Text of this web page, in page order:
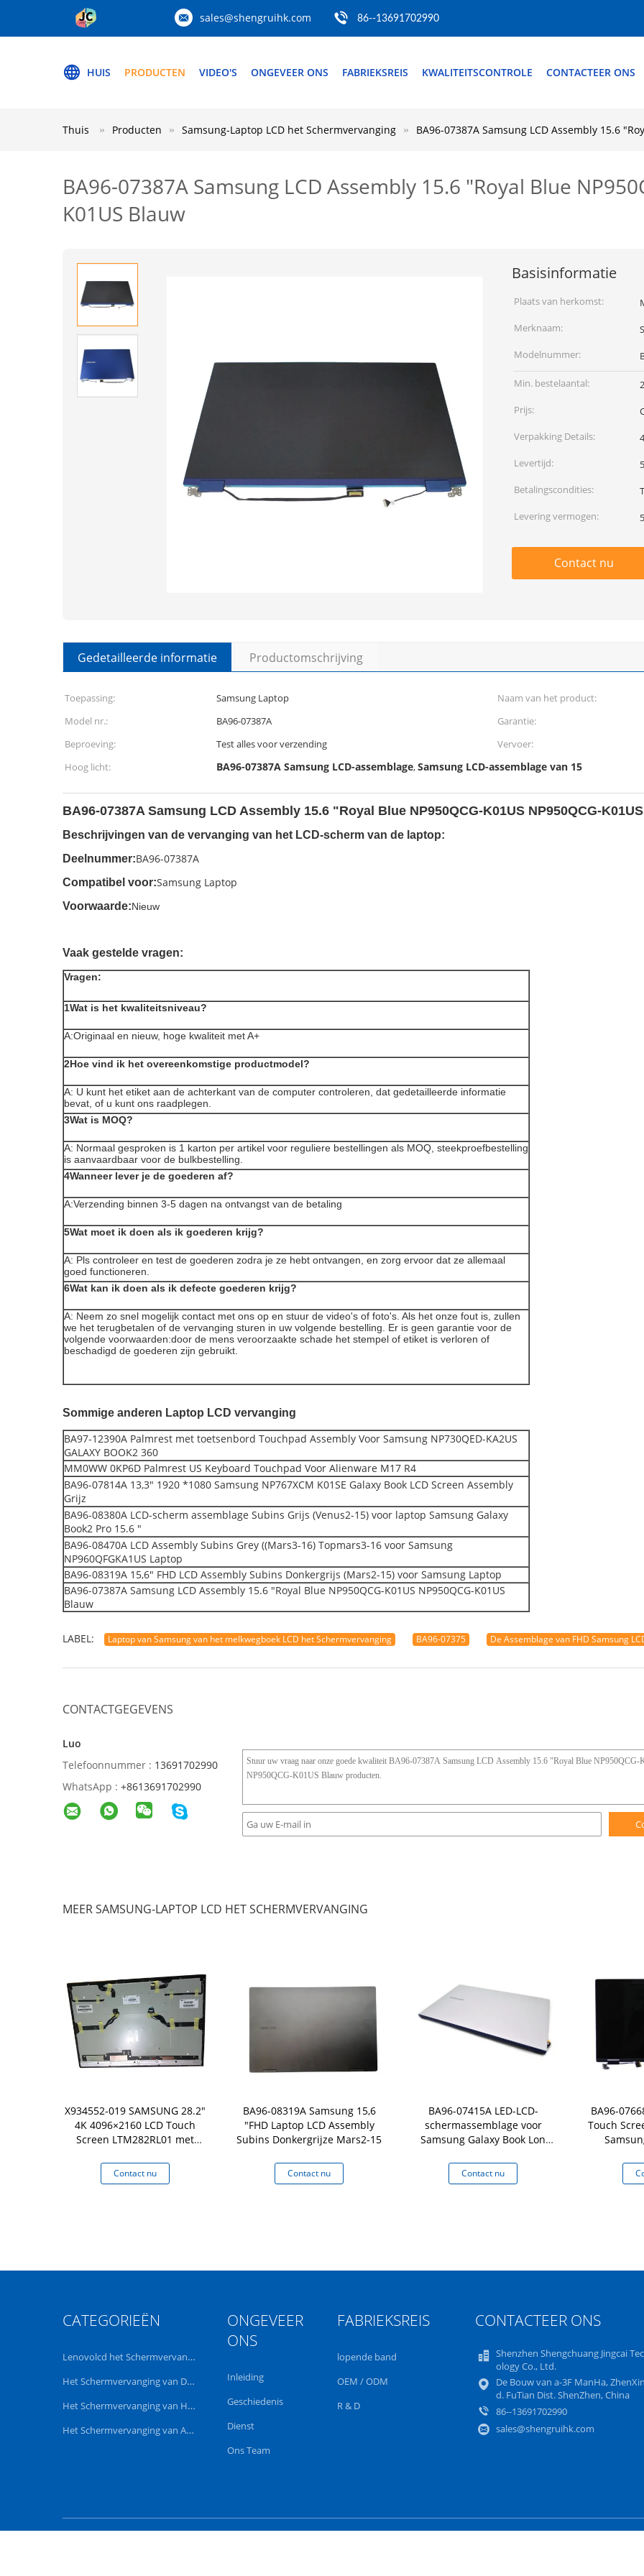
sales@shengruihk.com 86--13691702990
HUIS PRODUCTEN VIDEO'S ONGEVEER ONS FABRIEKSREIS KWALITEITSCONTROLE CONTACTEER ONS
Thuis Producten Samsung-Laptop LCD het Schermvervanging BA96-07387A Samsung LCD Assembly 15.6
BA96-07387A Samsung LCD Assembly 15.6 "Royal Blue
K01US Blauw
Basisinformatie
Plaats van herkomst:
Merknaam:
Modelnummer:
Min. bestelaantal:
Prijs:
Verpakking Details:
Levertijd:
Betalingscondities:
Levering vermogen:
Contact nu
Gedetailleerde informatie Productomschrijving
Toepassing: Samsung Laptop Naam van het product:
Model nr.:
BA96-07387A Garantie:
Beproeving:
Test alles voor verzending Vervoer:
Hoog licht:
BA96-07387A Samsung LCD-assemblage,Samsung LCD-assemblage van 15
BA96-07387A Samsung LCD Assembly 15.6 "Royal Blue NP950QCG-K01US NP950QCG-
Beschrijvingen van de vervanging van het LCD-scherm van de laptop:
Deelnummer:BA96-07387A
Compatibel voor:Samsung Laptop
Voorwaarde:Nieuw
Vaak gestelde vragen:
Vragen:
1Wat is het kwaliteitsniveau?
A:Originaal en nieuw, hoge kwaliteit met A+
2Hoe vind ik het overeenkomstige productmodel?
A: U kunt het etiket aan de achterkant van de computer controleren, dat gedetailleerde informatie
bevat, of u kunt ons raadplegen.
3Wat is MOQ?
A: Normaal gesproken is 1 karton per artikel voor reguliere bestellingen als MOQ, steekproefbestelling
is aanvaardbaar voor de bulkbestelling.
4Wanneer lever je de goederen af?
A:Verzending binnen 3-5 dagen na ontvangst van de betaling
5Wat moet ik doen als ik goederen krijg?
A: Pls controleer en test de goederen zodra je ze hebt ontvangen, en zorg ervoor dat ze allemaal
goed functioneren.
6Wat kan ik doen als ik defecte goederen krijg?
A: Neem zo snel mogelijk contact met ons op en stuur de video's of foto's. Als het onze fout is, zullen
we het terugbetalen of de vervanging sturen in uw volgende bestelling. Er is geen garantie voor de
volgende voorwaarden:door de mens veroorzaakte schade het stempel of etiket is verloren of
beschadigd de goederen zijn gebruikt.
Sommige anderen Laptop LCD vervanging
BA97-12390A Palmrest met toetsenbord Touchpad Assembly Voor Samsung NP730QED-KA2US
GALAXY BOOK2 360
MM0WW 0KP6D Palmrest US Keyboard Touchpad Voor Alienware M17 R4
BA96-07814A 13,3" 1920 *1080 Samsung NP767XCM K01SE Galaxy Book LCD Screen Assembly
Grijz
BA96-08380A LCD-scherm assemblage Subins Grijs (Venus2-15) voor laptop Samsung Galaxy
Book2 Pro 15.6 "
BA96-08470A LCD Assembly Subins Grey ((Mars3-16) Topmars3-16 voor Samsung
NP960QFGKA1US Laptop
BA96-08319A 15,6" FHD LCD Assembly Subins Donkergrijs (Mars2-15) voor Samsung Laptop
BA96-07387A Samsung LCD Assembly 15.6 "Royal Blue NP950QCG-K01US NP950QCG-K01US
Blauw
LABEL: Laptop van Samsung van het melkwegboek LCD het Schermvervanging BA96-07375 De Assemblage van FHD Samsung
CONTACTGEGEVENS
Luo
Telefoonnummer : 13691702990
WhatsApp : +8613691702990
MEER SAMSUNG-LAPTOP LCD HET SCHERMVERVANGING
X934552-019 SAMSUNG 28.2"
4K 4096×2160 LCD Touch
Screen LTM282RL01 met
Contact nu
BA96-08319A Samsung 15,6
"FHD Laptop LCD Assembly
Subins Donkergrijze Mars2-15
Contact nu
BA96-07415A LED-LCD-
schermassemblage voor
Samsung Galaxy Book Lon
Contact nu
BA96-
Touch
CATEGORIEËN
Lenovolcd het Schermvervanging
Het Schermvervanging van Dell LCD
Het Schermvervanging van HP LCD
Het Schermvervanging van Acer LCD
ONGEVEER
ONS
Inleiding
Geschiedenis
Dienst
Ons Team
FABRIEKSREIS
lopende band
OEM / ODM
R & D
CONTACTEER ONS
Shenzhen Shengchuang Jingcai
ology Co., Ltd.
De Bouw van a-3F ManHa,
d. FuTian Dist. ShenZhen, China
86--13691702990
sales@shengruihk.com